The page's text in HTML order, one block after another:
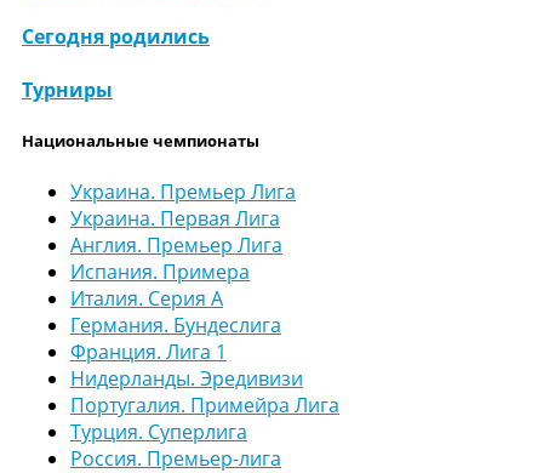
Сегодня родились
Турниры
Национальные чемпионаты
Украина. Премьер Лига
Украина. Первая Лига
Англия. Премьер Лига
Испания. Примера
Италия. Серия А
Германия. Бундеслига
Франция. Лига 1
Нидерланды. Эредивизи
Португалия. Примейра Лига
Турция. Суперлига
Россия. Премьер-лига